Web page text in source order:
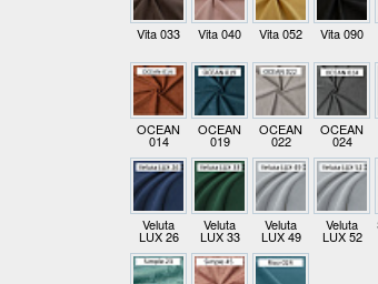
Vita 033 Vita 040 Vita 052 Vita 090
OCEAN
014
OCEAN
019
OCEAN
022
OCEAN
024
Veluta
LUX 26
Veluta
LUX 33
Veluta
LUX 49
Veluta
LUX 52